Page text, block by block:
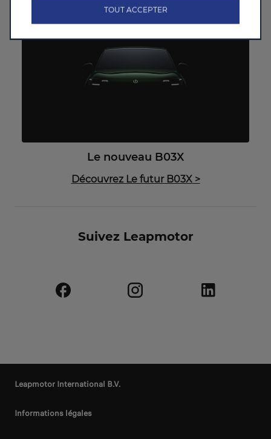
Le nouveau B03X
Découvrez Le futur B03X>
Suivez Leapmotor
Leapmotor International B.V.
Informations légales
TOUT ACCEPTER